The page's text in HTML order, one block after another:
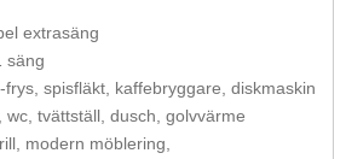
extrasäng
säng
frys, spisfläkt, kaffebryggare, diskmaskin
wc, tvättställ, dusch, golvvärme
modern möblering,